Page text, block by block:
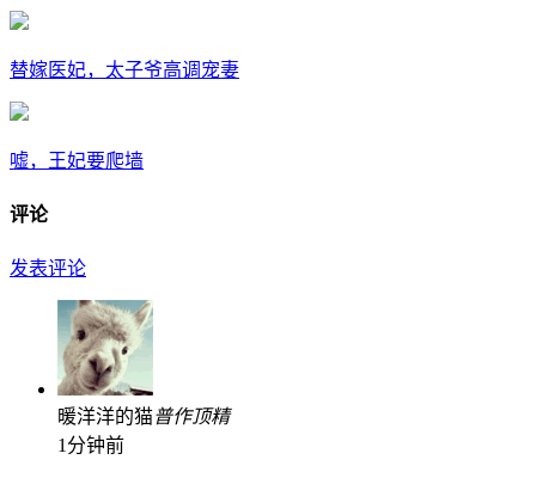
替嫁医妃，太子爷高调宠妻
嘘，王妃要爬墙
评论
发表评论
暖洋洋的猫普作顶精
1分钟前